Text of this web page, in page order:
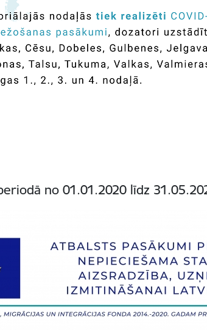
no 01.01.2020 līdz